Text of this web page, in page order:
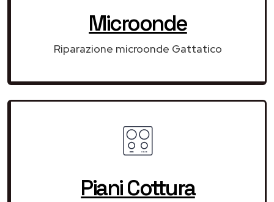
Microonde
Riparazione microonde Gattatico
Piani Cottura